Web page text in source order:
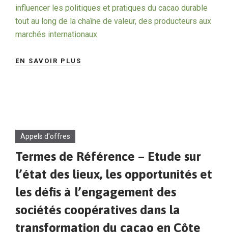
influencer les politiques et pratiques du cacao durable
tout au long de la chaîne de valeur, des producteurs aux
marchés internationaux
EN SAVOIR PLUS
Appels d'offres
Termes de Référence – Etude sur
l’état des lieux, les opportunités et
les défis à l’engagement des
sociétés coopératives dans la
transformation du cacao en Côte